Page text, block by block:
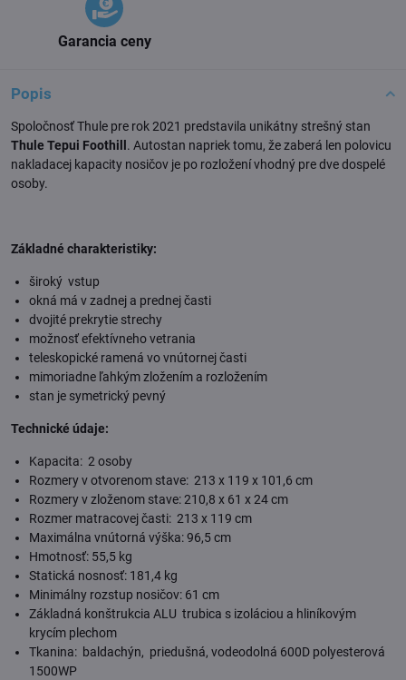
Garancia ceny
Popis
Spoločnosť Thule pre rok 2021 predstavila unikátny strešný stan
Thule Tepui Foothill . Autostan napriek tomu, že zaberá len polovicu
nakladacej kapacity nosičov je po rozložení vhodný pre dve dospelé
osoby.
Základné charakteristiky:
široký vstup
okná má v zadnej a prednej časti
dvojité prekrytie strechy
možnosť efektívneho vetrania
teleskopické ramená vo vnútornej časti
mimoriadne ľahkým zložením a rozložením
stan je symetrický pevný
Technické údaje:
Kapacita: 2 osoby
Rozmery v otvorenom stave: 213 x 119 x 101,6 cm
Rozmery v zloženom stave: 210,8 x 61 x 24 cm
Rozmer matracovej časti: 213 x 119 cm
Maximálna vnútorná výška: 96,5 cm
Hmotnosť: 55,5 kg
Statická nosnosť: 181,4 kg
Minimálny rozstup nosičov: 61 cm
Základná konštrukcia ALU trubica s izoláciou a hliníkovým
krycím plechom
Tkanina: baldachýn, priedušná, vodeodolná 600D polyesterová
1500WP